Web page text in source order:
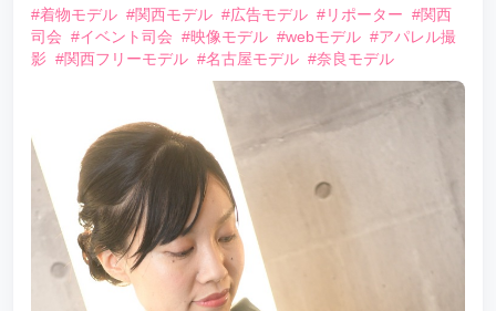
#着物モデル #関西モデル #広告モデル #リポーター #関西
司会 #イベント司会 #映像モデル #webモデル #アパレル撮
影 #関西フリーモデル #名古屋モデル #奈良モデル